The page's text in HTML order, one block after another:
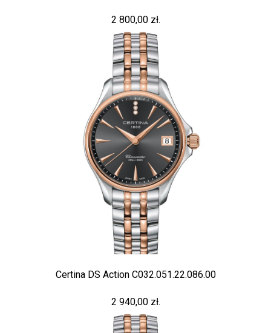
2 800,00 zł.
Certina DS Action C032.051.22.086.00
2 940,00 zł.